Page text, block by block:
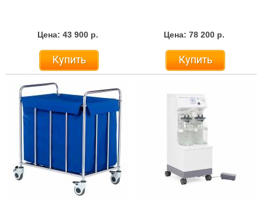
Цена: 43 900 р.
Купить
Цена: 78 200 р.
Купить